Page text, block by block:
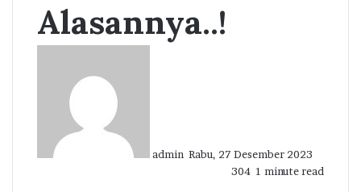
Alasannya..!
admin Rabu, 27 Desember 2023
304 1 minute read